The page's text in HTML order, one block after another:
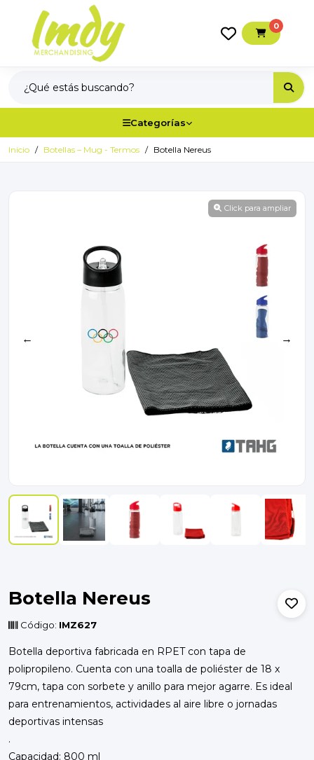
0
Categorías
Inicio Botellas – Mug - Termos Botella Nereus
Click para ampliar
← →
Botella Nereus
Código: IMZ627
Botella deportiva fabricada en RPET con tapa de
polipropileno. Cuenta con una toalla de poliéster de 18 x
79cm, tapa con sorbete y anillo para mejor agarre. Es ideal
para entrenamientos, actividades al aire libre o jornadas
deportivas intensas
.
Capacidad: 800 ml